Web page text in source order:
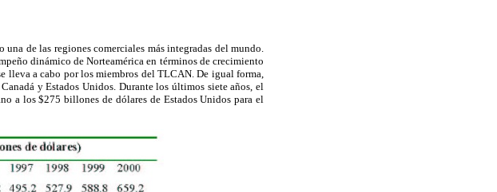
de las regiones comerciales más integradas del mundo.
dinámico de Norteamérica en términos de crecimiento
lleva a cabo por los miembros del TLCAN. De igual forma,
y Estados Unidos. Durante los últimos siete años, el
a los $275 billones de dólares de Estados Unidos para el